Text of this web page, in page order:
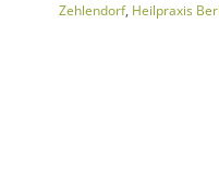
Zehlendorf, Heilpraxis